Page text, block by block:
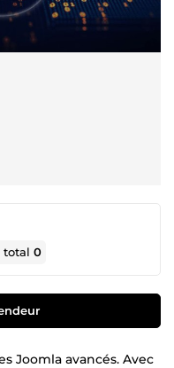
total0
Joomla avancés. Avec